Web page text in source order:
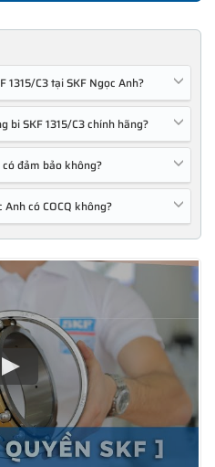
1315/C3 tại SKF Ngọc Anh?
bi SKF 1315/C3 chính hãng?
đảm bảo không?
có COCQ không?